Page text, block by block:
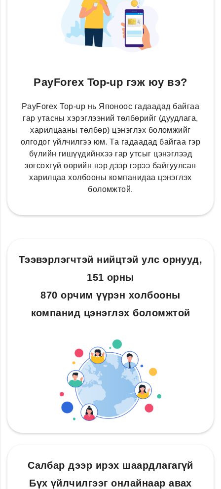
PayForex Top-up гэж юу вэ?
PayForex Top-up нь Японоос гадаадад байгаа
гар утасны хэрэглээний төлбөрийг (дуудлага,
харилцааны төлбөр) цэнэглэх боломжийг
олгодог үйлчилгээ юм. Та гадаадад байгаа гэр
бүлийн гишүүдийнхээ гар утсыг цэнэглээд
зогсохгүй өөрийн нэр дээр гэрээ байгуулсан
харилцаа холбооны компанидаа цэнэглэх
боломжтой.
Тээвэрлэгчтэй нийцтэй улс орнууд,
151 орны
870 орчим үүрэн холбооны
компанид цэнэглэх боломжтой
Салбар дээр ирэх шаардлагагүй
Бүх үйлчилгээг онлайнаар авах